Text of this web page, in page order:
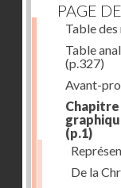
PAGE
Table
Table
(p.327)
Avant-
(p.1)
De la